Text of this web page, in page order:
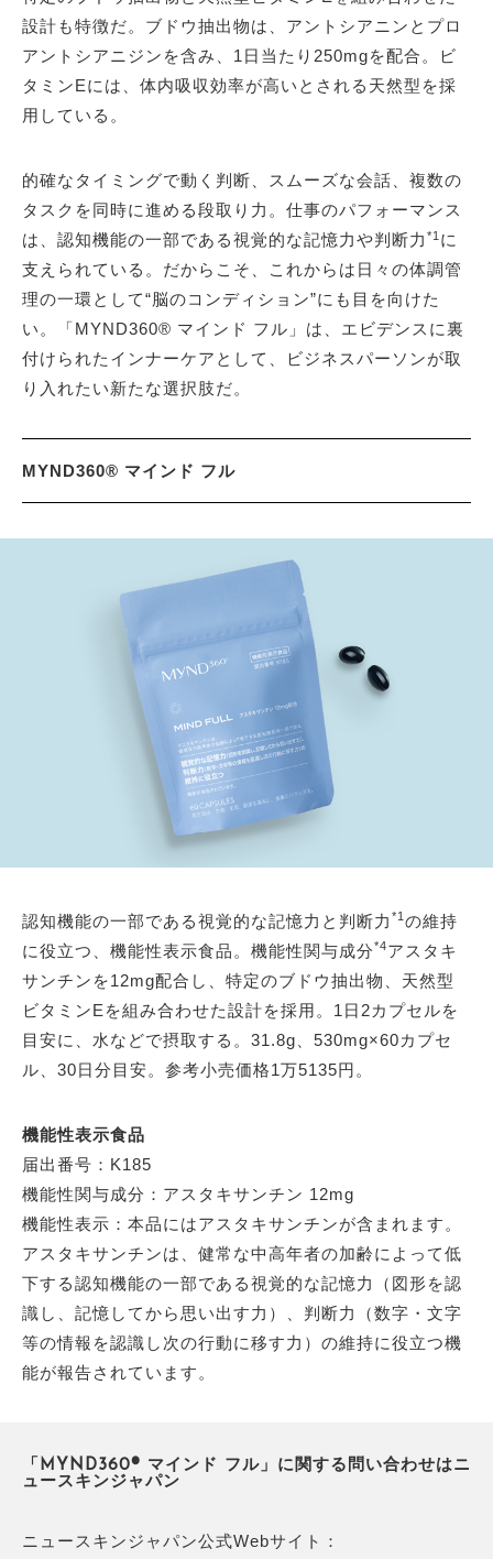
設計も特徴だ。ブドウ抽出物は、アントシアニンとプロ
アントシアニジンを含み、1日当たり250mgを配合。ビ
タミンEには、体内吸収効率が高いとされる天然型を採
用している。
的確なタイミングで動く判断、スムーズな会話、複数の
タスクを同時に進める段取り力。仕事のパフォーマンス
は、認知機能の一部である視覚的な記憶力や判断力 *1 に
支えられている。だからこそ、これからは日々の体調管
理の一環として“脳のコンディション”にも目を向けた
い。「MYND360® マインド フル」は、エビデンスに裏
付けられたインナーケアとして、ビジネスパーソンが取
り入れたい新たな選択肢だ。
MYND360® マインド フル
認知機能の一部である視覚的な記憶力と判断力 *1 の維持
に役立つ、機能性表示食品。機能性関与成分*4アスタキ
サンチンを12mg配合し、特定のブドウ抽出物、天然型
ビタミンEを組み合わせた設計を採用。1日2カプセルを
目安に、水などで摂取する。31.8g、530mg×60カプセ
ル、30日分目安。参考小売価格1万5135円。
機能性表示食品
届出番号：K185
機能性関与成分：アスタキサンチン 12mg
機能性表示：本品にはアスタキサンチンが含まれます。
アスタキサンチンは、健常な中高年者の加齢によって低
下する認知機能の一部である視覚的な記憶力（図形を認
識し、記憶してから思い出す力）、判断力（数字・文字
等の情報を認識し次の行動に移す力）の維持に役立つ機
能が報告されています。
「MYND360® マインド フル」に関する問い合わせはニ
ュースキンジャパン
ニュースキンジャパン公式Webサイト：